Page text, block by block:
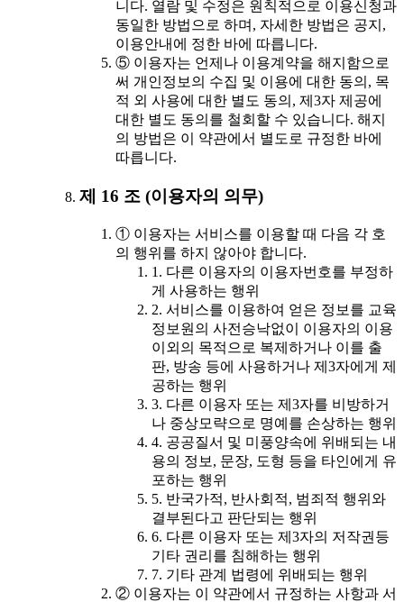
니다. 열람 및 수정은 원칙적으로 이용신청과
동일한 방법으로 하며, 자세한 방법은 공지,
이용안내에 정한 바에 따릅니다.
⑤ 이용자는 언제나 이용계약을 해지함으로
써 개인정보의 수집 및 이용에 대한 동의, 목
적 외 사용에 대한 별도 동의, 제3자 제공에
대한 별도 동의를 철회할 수 있습니다. 해지
의 방법은 이 약관에서 별도로 규정한 바에
따릅니다.
제 16 조 (이용자의 의무)
① 이용자는 서비스를 이용할 때 다음 각 호
의 행위를 하지 않아야 합니다.
1. 다른 이용자의 이용자번호를 부정하
게 사용하는 행위
2. 서비스를 이용하여 얻은 정보를 교육
정보원의 사전승낙없이 이용자의 이용
이외의 목적으로 복제하거나 이를 출
판, 방송 등에 사용하거나 제3자에게 제
공하는 행위
3. 다른 이용자 또는 제3자를 비방하거
나 중상모략으로 명예를 손상하는 행위
4. 공공질서 및 미풍양속에 위배되는 내
용의 정보, 문장, 도형 등을 타인에게 유
포하는 행위
5. 반국가적, 반사회적, 범죄적 행위와
결부된다고 판단되는 행위
6. 다른 이용자 또는 제3자의 저작권등
기타 권리를 침해하는 행위
7. 기타 관계 법령에 위배되는 행위
② 이용자는 이 약관에서 규정하는 사항과 서